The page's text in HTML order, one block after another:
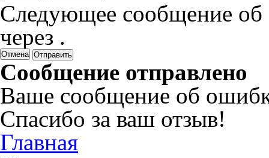
Следующее сообщение об
через .
Отмена
Сообщение отправлено
Ваше сообщение об
Спасибо за ваш отзыв!
Главная